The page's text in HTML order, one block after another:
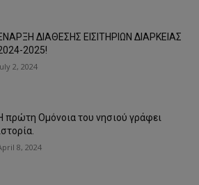
ΔΙΑΘΕΣΗΣ ΕΙΣΙΤΗΡΙΩΝ ΔΙΑΡΚΕΙΑΣ
2025!
2, 2024
πρώτη Ομόνοια του νησιού γράφει
8, 2024